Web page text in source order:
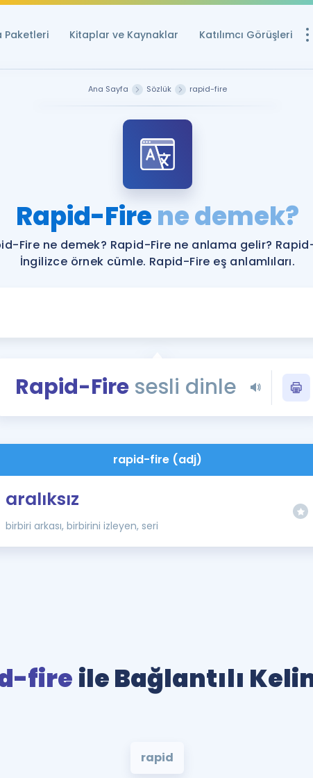
Paketleri Kitaplar ve Kaynaklar Katılımcı Görüşleri
YDS ve YÖKDİL
YDS ve YÖKDİL'e
Tüm ÖSYM
YDS - YÖKDİL
İngilizce
Ana Sayfa Sözlük rapid-fire
Rapid-Firene demek?
Fire ne demek? Rapid-Fire ne anlama gelir?
İngilizce örnek cümle. Rapid-Fire eş anlamlıları.
Rapid-Firesesli dinle
rapid-fire (adj)
aralıksız
birbiri arkası, birbirini izleyen, seri
fire ile Bağlantılı
rapid